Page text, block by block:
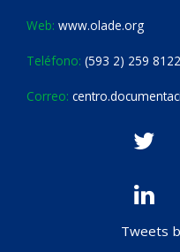
Web: www.olade.org
Teléfono: (593 2) 259
Correo:
Tweets